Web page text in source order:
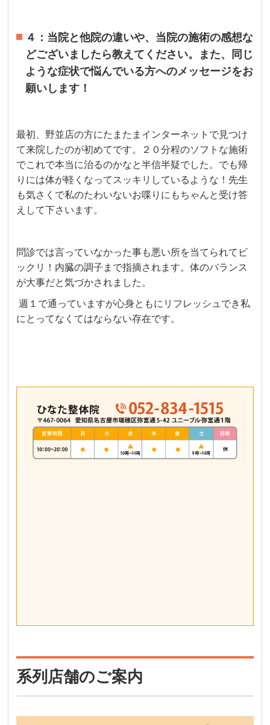
４：当院と他院の違いや、当院の施術の感想な
どございましたら教えてください。また、同じ
ような症状で悩んでいる方へのメッセージをお
願いします！
最初、野並店の方にたまたまインターネットで見つけ
て来院したのが初めてです。２０分程のソフトな施術
でこれで本当に治るのかなと半信半疑でした。でも帰
りには体が軽くなってスッキリしているような！先生
も気さくで私のたわいないお喋りにもちゃんと受け答
えして下さいます。
問診では言っていなかった事も悪い所を当てられてビ
ックリ！内臓の調子まで指摘されます。体のバランス
が大事だと気づかされました。
週１で通っていますが心身ともにリフレッシュでき私
にとってなくてはならない存在です。
系列店舗のご案内